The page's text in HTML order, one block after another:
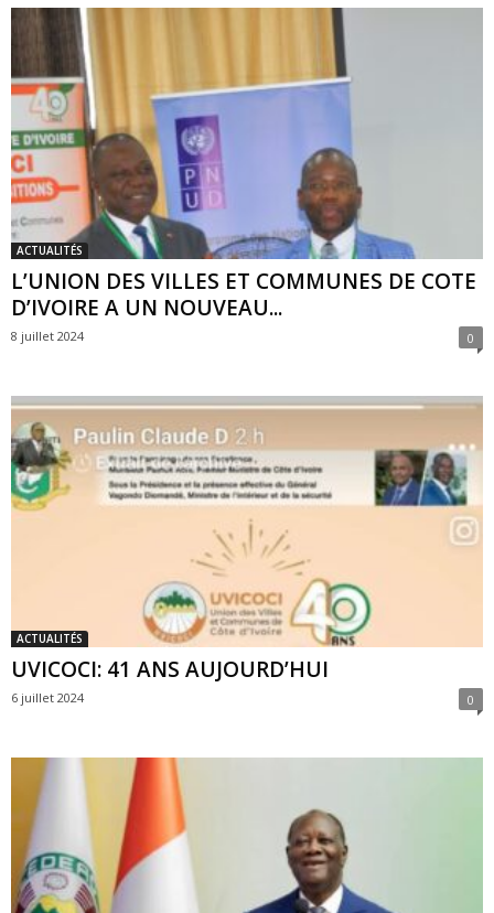
ACTUALITÉS
L’UNION DES VILLES ET COMMUNES DE COTE
D’IVOIRE A UN NOUVEAU...
8 juillet 2024 0
ACTUALITÉS
UVICOCI: 41 ANS AUJOURD’HUI
6 juillet 2024 0